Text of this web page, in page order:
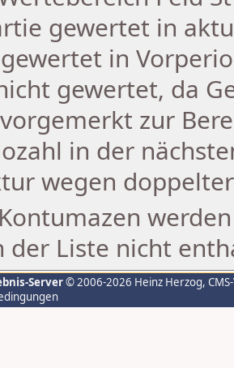
gewertet in
in
gewertet, da
zur
in der
wegen
Kontumazen
der Liste nicht
Server© 2006-2026 Heinz Herzog,